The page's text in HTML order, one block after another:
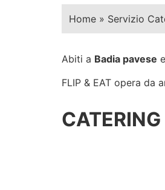
Home » Servizio
Abiti a Badia pavese
FLIP & EAT opera da